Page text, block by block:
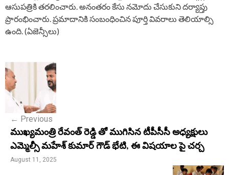
ఆసుపత్రికి తరలించారు. అనంతరం కేసు నమోదు చేసుకుని దర్యాప్తు
ప్రారంభించారు. ప్రమాదానికి సంబంధించిన పూర్తి వివరాలు తెలియాల్సి
ఉంది. (ఏజెన్సీలు)
P
o
n
a
← Previous
ముఖ్యమంత్రి రేవంత్ రెడ్డి తో ముగిసిన టీపీసీసీ అధ్యక్షులు
ఎమ్మెల్సీ మహేశ్ కుమార్ గౌడ్ భేటి, ఈ విషయాల పై చర్చ
August 11, 2025